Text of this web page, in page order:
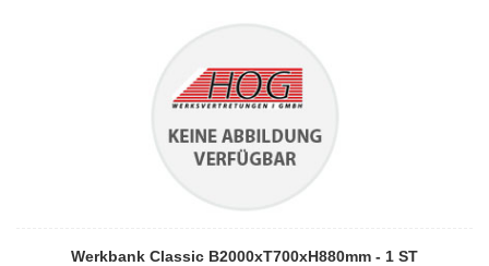
Werkbank Classic B2000xT700xH880mm - 1 ST